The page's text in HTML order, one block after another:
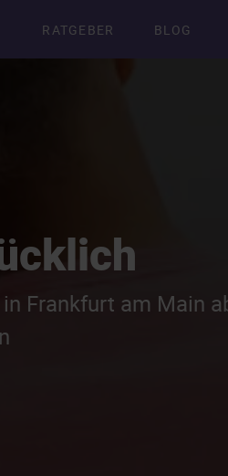
RATGEBER BLOG
Frankfurt am Main